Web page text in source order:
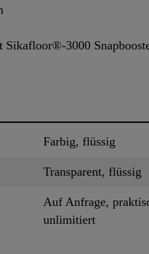
Sikafloor®-3000
Farbig, flüssig
Transparent, flüssig
Auf Anfrage,
unlimitiert